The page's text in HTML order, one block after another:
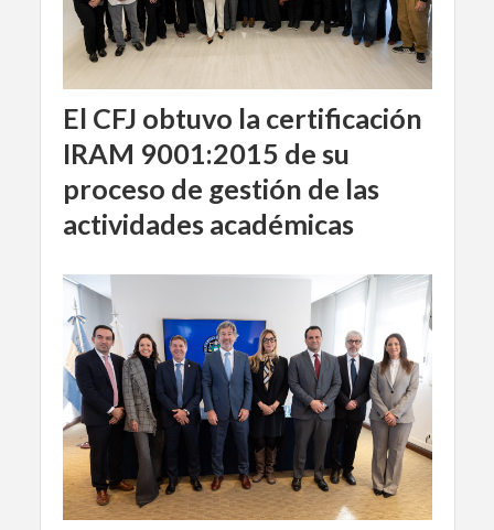
El CFJ obtuvo la certificación
IRAM 9001:2015 de su
proceso de gestión de las
actividades académicas